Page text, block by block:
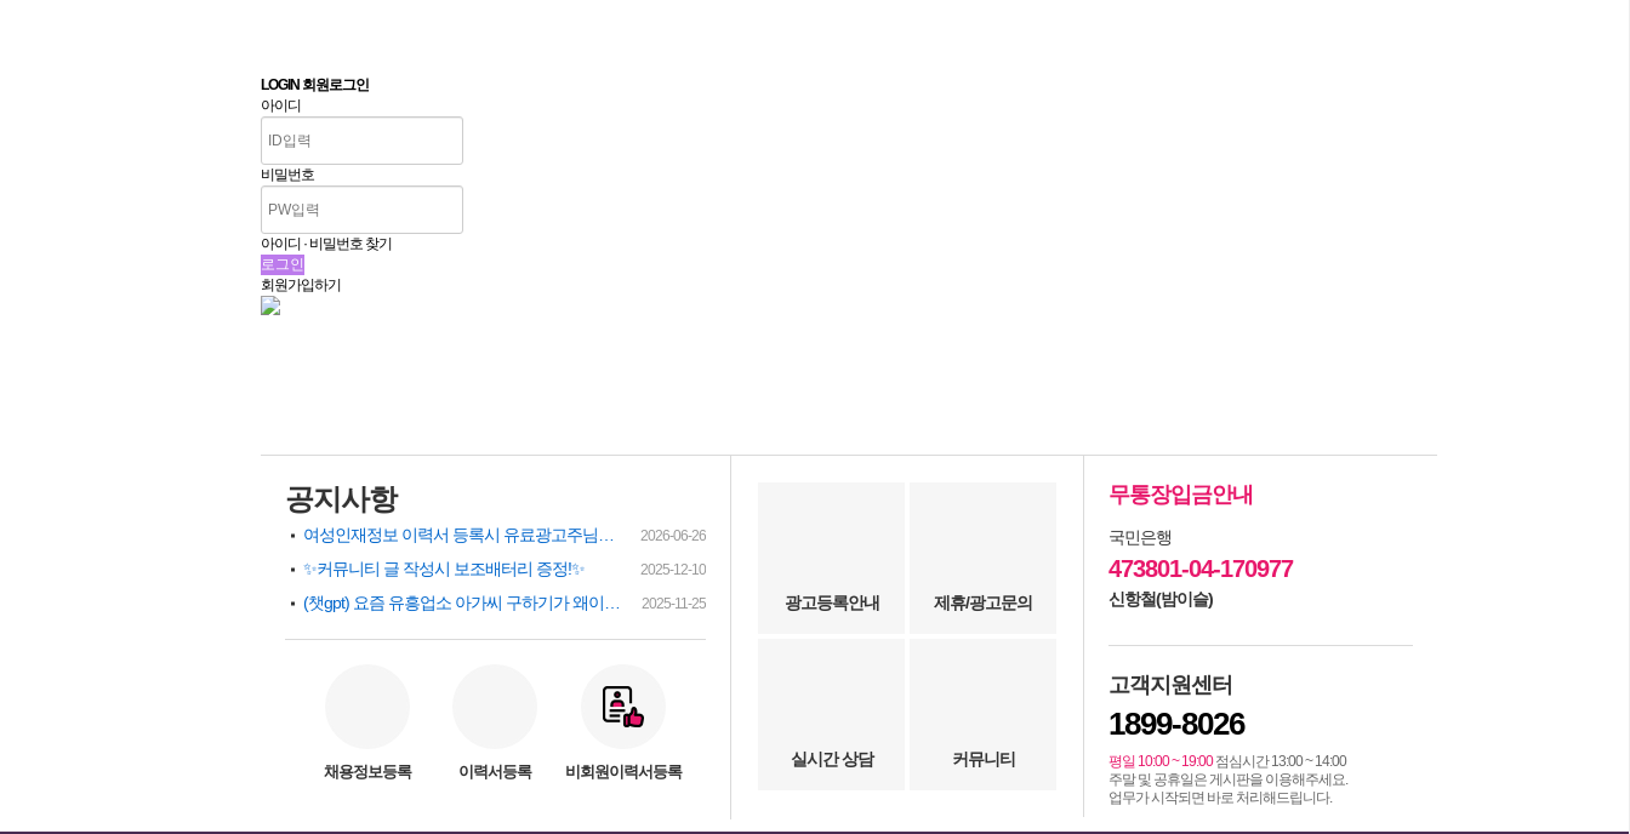
LOGIN 회원로그인
아이디
비밀번호
아이디 · 비밀번호 찾기
회원가입하기
공지사항
2026-06-26
✨커뮤니티 글 작성시 보조배터리 증정!✨ 2025-12-10
2025-11-25
채용정보등록 이력서등록 비회원이력서등록
광고등록안내 제휴/광고문의
실시간 상담 커뮤니티
무통장입금안내
국민은행
473801-04-170977
신항철(밤이슬)
고객지원센터
1899-8026
평일 10:00 ~ 19:00점심시간 13:00 ~ 14:00
주말 및 공휴일은 게시판을 이용해주세요.
업무가 시작되면 바로 처리해드립니다.